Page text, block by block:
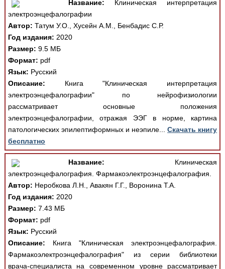
Название: Клиническая интерпретация
электроэнцефалографии
Автор: Татум У.О., Хусейн А.М., Бенбадис С.Р.
Год издания: 2020
Размер: 9.5 МБ
Формат: pdf
Язык: Русский
Описание: Книга "Клиническая интерпретация
электроэнцефалографии" по нейрофизиологии
рассматривает основные положения
электроэнцефалографии, отражая ЭЭГ в норме, картина
патологических эпилептиформных и неэпиле...Скачать книгу
бесплатно
Название: Клиническая
электроэнцефалография. Фармакоэлектроэнцефалография.
Автор: Неробкова Л.Н., Авакян Г.Г., Воронина Т.А.
Год издания: 2020
Размер: 7.43 МБ
Формат: pdf
Язык: Русский
Описание: Книга "Клиническая электроэнцефалография.
Фармакоэлектроэнцефалография" из серии библиотеки
врача-специалиста на современном уровне рассматривает